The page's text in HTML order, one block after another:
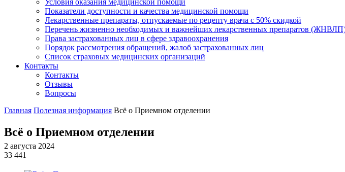
Условия оказания медицинской помощи
Показатели доступности и качества медицинской помощи
Лекарственные препараты, отпускаемые по рецепту врача с 50% скидкой
Перечень жизненно необходимых и важнейших лекарственных препаратов
Права застрахованных лиц в сфере здравоохранения
Порядок рассмотрения обращений, жалоб застрахованных лиц
Список страховых медицинских организаций
Контакты
Контакты
Отзывы
Вопросы
Главная Полезная информация Всё о Приемном отделении
Всё о Приемном отделении
2 августа 2024
33 441